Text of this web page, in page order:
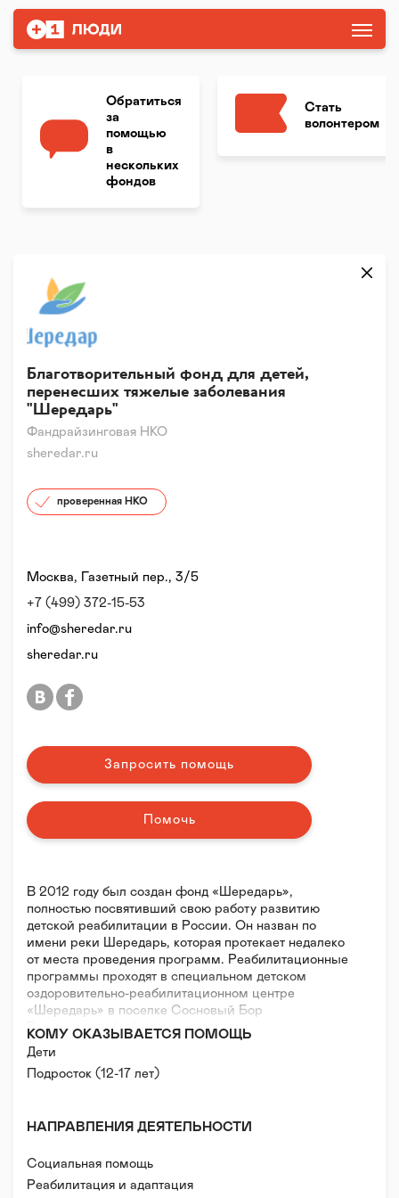
Обратиться
за
помощью
в
нескольких
фондов
Стать
волонтером
Фандрайзинговая НКО
Благотворительный фонд для детей,
перенесших тяжелые заболевания
"Шередарь"
sheredar.ru
проверенная НКО
В 2012 году был создан фонд «Шередарь»,
полностью посвятивший свою работу развитию
детской реабилитации в России. Он назван по
имени реки Шередарь, которая протекает недалеко
от места проведения программ. Реабилитационные
программы проходят в специальном детском
оздоровительно-реабилитационном центре
«Шередарь» в поселке Сосновый Бор
Владимирской области, открытие которого
состоялось в мае 2015 года.
На сегодняшний день благотворительный фонд
собственного реабилитационного центра
программы лагерного типа для детей и подростков
7–17 лет, перенесших тяжелые заболевания, а также
КОМУ ОКАЗЫВАЕТСЯ ПОМОЩЬ
Дети
Подросток (12-17 лет)
НАПРАВЛЕНИЯ ДЕЯТЕЛЬНОСТИ
Социальная помощь
Реабилитация и адаптация
Москва, Газетный пер., 3/5
+7 (499) 372-15-53
info@sheredar.ru
sheredar.ru
Запросить помощь
Помочь